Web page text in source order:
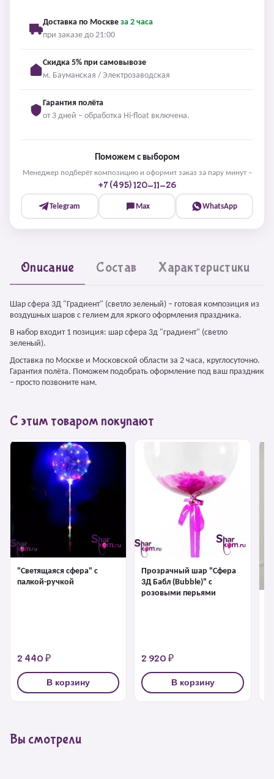
Доставка по Москве за 2 часа
при заказе до 21:00
Скидка 5% при самовывозе
м. Бауманская / Электрозаводская
Гарантия полёта
от 3 дней – обработка Hi-float включена.
Поможем с выбором
Менеджер подберёт композицию и оформит заказ за пару минут –
+7 (495) 120-11-26
Telegram Max WhatsApp
Описание Состав Характеристики
Шар сфера 3Д "Градиент" (светло зеленый) – готовая композиция из
воздушных шаров с гелием для яркого оформления праздника.
В набор входит 1 позиция: шар сфера 3д "градиент" (светло
зеленый).
Доставка по Москве и Московской области за 2 часа, круглосуточно.
Гарантия полёта. Поможем подобрать оформление под ваш праздник
– просто позвоните нам.
С этим товаром покупают
"Светящаяся сфера" с
палкой-ручкой
2 440 ₽
В корзину
Прозрачный шар "Сфера
3Д Бабл (Bubble)" с
розовыми перьями
2 920 ₽
В корзину
Вы смотрели